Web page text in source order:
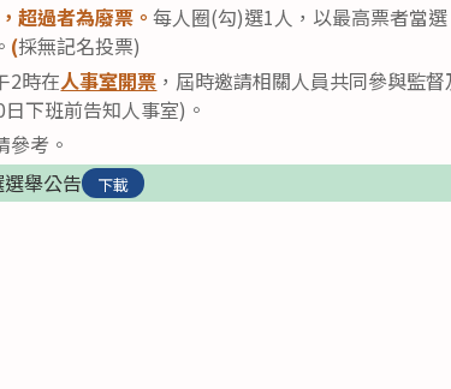
超過者為廢票。每人圈(勾)選1人，以最高票者當
(採無記名投票)
2時在人事室開票 ，屆時邀請相關人員共同參與監
下班前告知人事室)。
參考。
舉公告
下載